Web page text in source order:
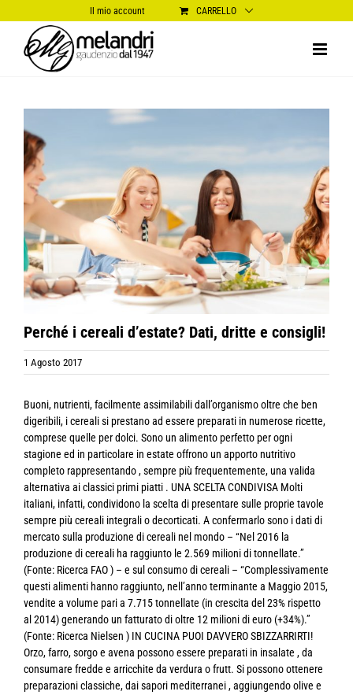
al
contenuto
Il mio account CARRELLO
immagine
Perché i cereali d’estate? Dati, dritte e consigli!
1 Agosto 2017
Buoni, nutrienti, facilmente assimilabili dall’organismo oltre che ben
digeribili, i cereali si prestano ad essere preparati in numerose ricette,
comprese quelle per dolci. Sono un alimento perfetto per ogni
stagione ed in particolare in estate offrono un apporto nutritivo
completo rappresentando , sempre più frequentemente, una valida
alternativa ai classici primi piatti . UNA SCELTA CONDIVISA Molti
italiani, infatti, condividono la scelta di presentare sulle proprie tavole
sempre più cereali integrali o decorticati. A confermarlo sono i dati di
mercato sulla produzione di cereali nel mondo – “Nel 2016 la
produzione di cereali ha raggiunto le 2.569 milioni di tonnellate.”
(Fonte: Ricerca FAO ) – e sul consumo di cereali – “Complessivamente
questi alimenti hanno raggiunto, nell’anno terminante a Maggio 2015,
vendite a volume pari a 7.715 tonnellate (in crescita del 23% rispetto
al 2014) generando un fatturato di oltre 12 milioni di euro (+34%).”
(Fonte: Ricerca Nielsen ) IN CUCINA PUOI DAVVERO SBIZZARRIRTI!
Orzo, farro, sorgo e avena possono essere preparati in insalate , da
consumare fredde e arricchite da verdura o frutt. Si possono ottenere
preparazioni classiche, dai sapori mediterranei , aggiungendo olive e